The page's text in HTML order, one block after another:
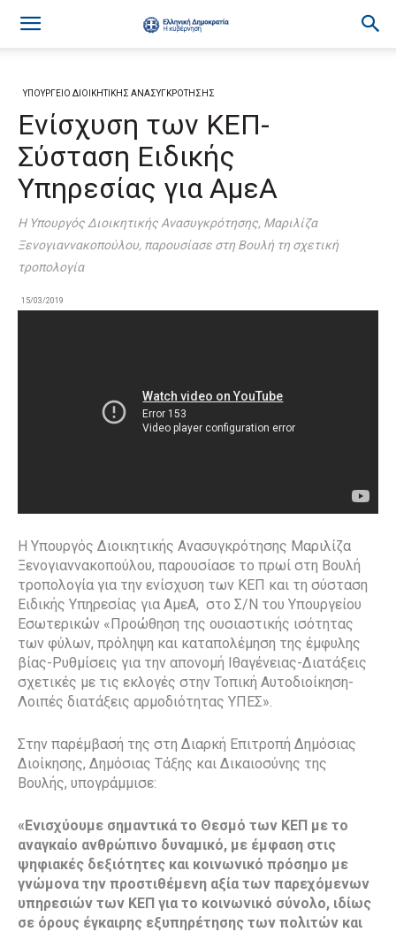
ΥΠΟΥΡΓΕΙΟ ΔΙΟΙΚΗΤΙΚΗΣ ΑΝΑΣΥΓΚΡΟΤΗΣΗΣ
Ενίσχυση των ΚΕΠ-
Σύσταση Ειδικής
Υπηρεσίας για ΑμεΑ
Η Υπουργός Διοικητικής Ανασυγκρότησης, Μαριλίζα
Ξενογιαννακοπούλου, παρουσίασε στη Βουλή τη σχετική
τροπολογία
15/03/2019
Η Υπουργός Διοικητικής Ανασυγκρότησης Μαριλίζα
Ξενογιαννακοπούλου, παρουσίασε το πρωί στη Βουλή
τροπολογία για την ενίσχυση των ΚΕΠ και τη σύσταση
Ειδικής Υπηρεσίας για ΑμεΑ, στο Σ/Ν του Υπουργείου
Εσωτερικών «Προώθηση της ουσιαστικής ισότητας
των φύλων, πρόληψη και καταπολέμηση της έμφυλης
βίας-Ρυθμίσεις για την απονομή Ιθαγένειας-Διατάξεις
σχετικές με τις εκλογές στην Τοπική Αυτοδιοίκηση-
Λοιπές διατάξεις αρμοδιότητας ΥΠΕΣ».
Στην παρέμβασή της στη Διαρκή Επιτροπή Δημόσιας
Διοίκησης, Δημόσιας Τάξης και Δικαιοσύνης της
Βουλής, υπογράμμισε:
«Ενισχύουμε σημαντικά το Θεσμό των ΚΕΠ με το
αναγκαίο ανθρώπινο δυναμικό, με έμφαση στις
ψηφιακές δεξιότητες και κοινωνικό πρόσημο με
γνώμονα την προστιθέμενη αξία των παρεχόμενων
υπηρεσιών των ΚΕΠ για το κοινωνικό σύνολο, ιδίως
σε όρους έγκαιρης εξυπηρέτησης των πολιτών και